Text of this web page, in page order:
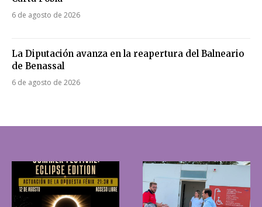
6 de agosto de 2026
La Diputación avanza en la reapertura del Balneario
de Benassal
6 de agosto de 2026